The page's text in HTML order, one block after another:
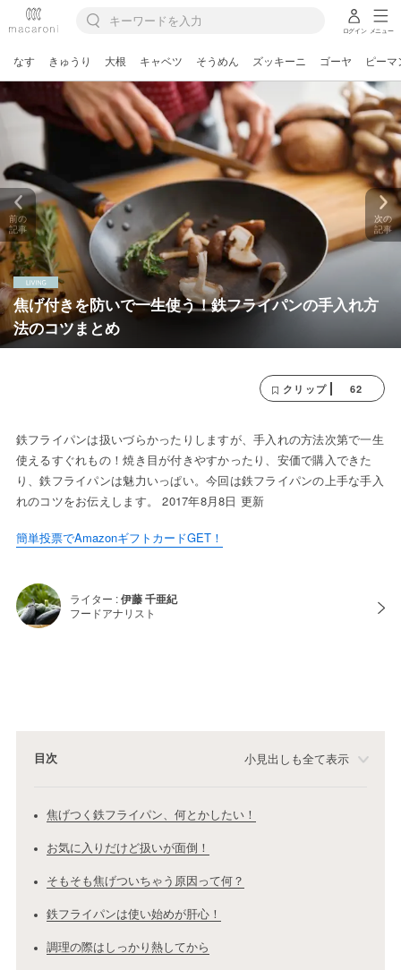
ログイン メニュー
なす きゅうり 大根 キャベツ そうめん ズッキーニ ゴーヤ ピーマ
焦げ付きを防いで一生使う！鉄フライパンの手入れ方
法のコツまとめ
前の
記事
次の
記事
クリップ 62
鉄フライパンは扱いづらかったりしますが、手入れの方法次第で一生
使えるすぐれもの！焼き目が付きやすかったり、安価で購入できた
り、鉄フライパンは魅力いっぱい。今回は鉄フライパンの上手な手入
れのコツをお伝えします。 2017年8月8日 更新
簡単投票でAmazonギフトカードGET！
ライター :伊藤 千亜紀
フードアナリスト
目次 小見出しも全て表示
焦げつく鉄フライパン、何とかしたい！
お気に入りだけど扱いが面倒！
そもそも焦げついちゃう原因って何？
鉄フライパンは使い始めが肝心！
調理の際はしっかり熱してから